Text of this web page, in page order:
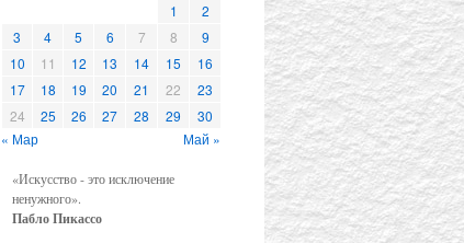
« Мар Май »
1
2
3
4 5 6 7 8
9
10
11 12 13 14 15
16
17
18 19 20 21 22
23
24
25 26 27 28 29 30
«Искусство - это исключение
ненужного».
Пабло Пикассо